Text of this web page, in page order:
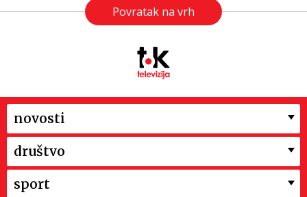
Povratak na vrh
novosti
društvo
sport